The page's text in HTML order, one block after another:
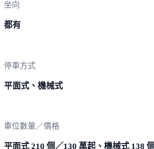
坐向
都有
停車方式
平面式、機械式
車位數量／價格
平面式 210 個／130 萬起、機械式 138